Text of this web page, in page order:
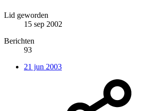
Lid geworden
15 sep 2002
Berichten
93
21 jun 2003